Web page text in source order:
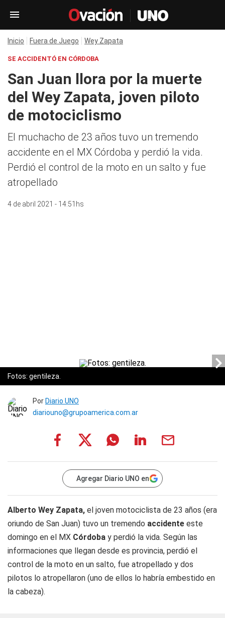
Inicio Fuera de Juego Wey Zapata
SE ACCIDENTÓ EN CÓRDOBA
San Juan llora por la muerte
del Wey Zapata, joven piloto
de motociclismo
El muchacho de 23 años tuvo un tremendo
accidente en el MX Córdoba y perdió la vida.
Perdió el control de la moto en un salto y fue
atropellado
4 de abril 2021 - 14:51hs
Fotos: gentileza.
Por Diario UNO
diariouno@grupoamerica.com.ar
Agregar Diario UNO en
Alberto Wey Zapata, el joven motociclista de 23 años (era
oriundo de San Juan) tuvo un tremendo accidente este
domingo en el MX Córdoba y perdió la vida. Según las
informaciones que llegan desde es provincia, perdió el
control de la moto en un salto, fue atropellado y dos
pilotos lo atropellaron (uno de ellos lo habría embestido en
la cabeza).